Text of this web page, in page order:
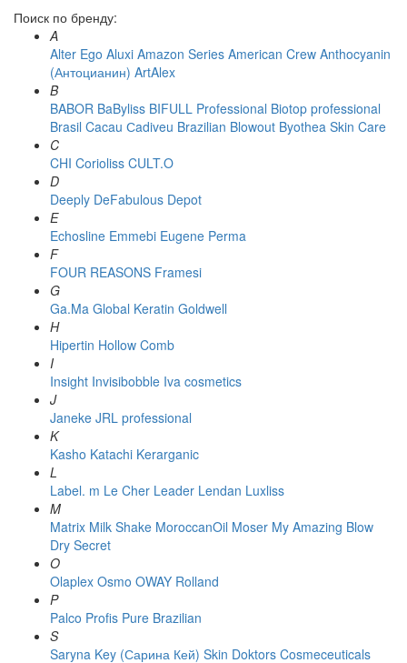
Поиск по бренду:
A
Alter Ego Aluxi Amazon Series American Crew Anthocyanin
(Антоцианин) ArtAlex
B
BABOR BaByliss BIFULL Professional Biotop professional
Brasil Cacau Сadiveu Brazilian Blowout Byothea Skin Care
C
CHI Corioliss CULT.O
D
Deeply DeFabulous Depot
E
Echosline Emmebi Eugene Perma
F
FOUR REASONS Framesi
G
Ga.Ma Global Keratin Goldwell
H
Hipertin Hollow Comb
I
Insight Invisibobble Iva cosmetics
J
Janeke JRL professional
K
Kasho Katachi Kerarganic
L
Label. m Le Cher Leader Lendan Luxliss
M
Matrix Milk Shake MoroccanOil Moser My Amazing Blow
Dry Secret
O
Olaplex Osmo OWAY Rolland
P
Palco Profis Pure Brazilian
S
Saryna Key (Сарина Кей) Skin Doktors Cosmeceuticals